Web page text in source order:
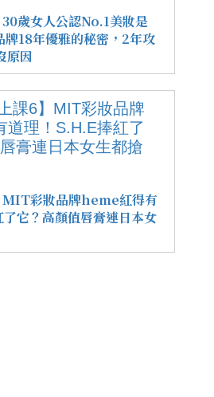
30歲女人公認No.1美妝是
18年優雅的秘密，2年攻
原因
MIT彩妝品牌heme紅得有
它？高顏值唇膏連日本女